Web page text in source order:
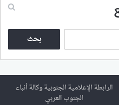
ث
ع
ن
الرابطة الإعلامية الجنوبية وكالة أنباء
الجنوب العربي